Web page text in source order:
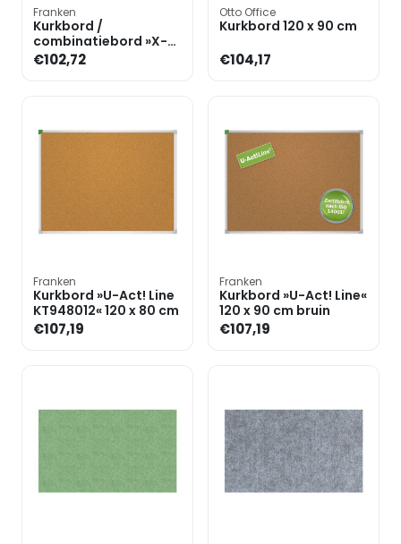
Franken
Kurkbord /
combinatiebord »X-
tra!Line« 90x60 cm
€102,72
Otto Office
Kurkbord 120 x 90 cm
€104,17
Franken
Kurkbord »U-Act! Line
KT948012« 120 x 80 cm
€107,19
Franken
Kurkbord »U-Act! Line«
120 x 90 cm bruin
€107,19